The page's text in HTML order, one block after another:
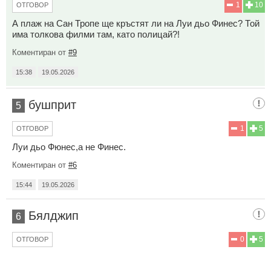
10
1
ОТГОВОР
А плаж на Сан Тропе ще кръстят ли на Луи дьо Финес? Той
има толкова филми там, като полицай?!
Коментиран от #9
15:38 19.05.2026
5 бушприт
5
1
ОТГОВОР
Луи дьо Фюнес,а не Финес.
Коментиран от #6
15:44 19.05.2026
6 Бялджип
5
0
ОТГОВОР